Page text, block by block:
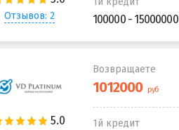
Отзывов: 2 100000 - 15000000
Возвращаете
1й кредит